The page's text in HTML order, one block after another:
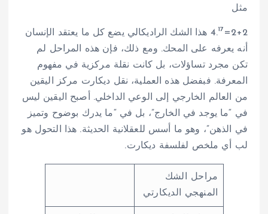
مثل
2+2=4.
17
هذا الشك الراديكالي يضع كل ما يعتقد الإنسان
أنه يعرفه على المحك. ومع ذلك، فإن هذه المراحل لم
تكن مجرد تساؤلات، بل كانت نقلة مركزية في مفهوم
المعرفة. فبفضل هذه العملية، نقل ديكارت مركز اليقين
من العالم الخارجي إلى الوعي الداخلي. أصبح اليقين ليس
في “ما يوجد في الخارج”، بل في “ما يدرك بوضوح وتميز
في الذهن”، وهو ما أسس للعقلانية الحديثة. هذا التحول هو
لب أي ملخص لفلسفة ديكارت.
مراحل الشك
المنهجي الديكارتي